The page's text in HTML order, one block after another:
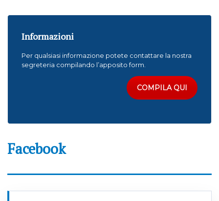
Informazioni
Per qualsiasi informazione potete contattare la nostra
segreteria compilando l’apposito form.
COMPILA QUI
Facebook